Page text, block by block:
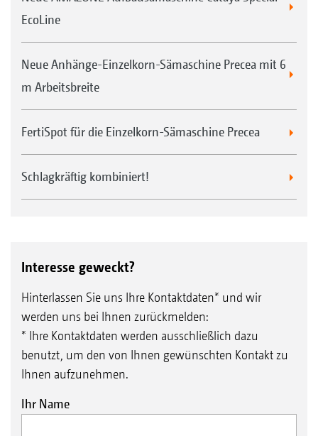
EcoLine
Neue Anhänge-Einzelkorn-Sämaschine Precea mit 6
m Arbeitsbreite
FertiSpot für die Einzelkorn-Sämaschine Precea
Schlagkräftig kombiniert!
Interesse geweckt?
Hinterlassen Sie uns Ihre Kontaktdaten* und wir
werden uns bei Ihnen zurückmelden:
* Ihre Kontaktdaten werden ausschließlich dazu
benutzt, um den von Ihnen gewünschten Kontakt zu
Ihnen aufzunehmen.
Ihr Name